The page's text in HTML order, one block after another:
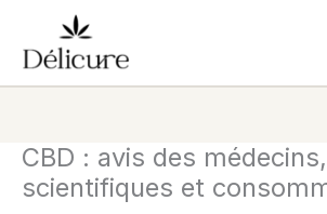
contenu
CBD : avis des médecins,
scientifiques et